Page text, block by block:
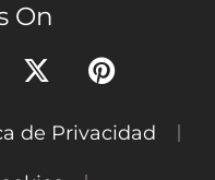
On
de Privacidad